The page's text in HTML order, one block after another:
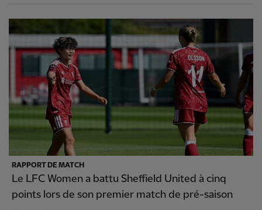
RAPPORT DE MATCH
Le LFC Women a battu Sheffield United à cinq
points lors de son premier match de pré-saison